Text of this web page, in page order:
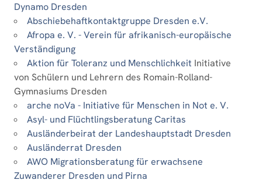
Dynamo Dresden
Abschiebehaftkontaktgruppe Dresden e.V.
Afropa e. V. - Verein für afrikanisch-europäische
Verständigung
Aktion für Toleranz und Menschlichkeit Initiative
von Schülern und Lehrern des Romain-Rolland-
Gymnasiums Dresden
arche noVa - Initiative für Menschen in Not e. V.
Asyl- und Flüchtlingsberatung Caritas
Ausländerbeirat der Landeshauptstadt Dresden
Ausländerrat Dresden
AWO Migrationsberatung für erwachsene
Zuwanderer Dresden und Pirna